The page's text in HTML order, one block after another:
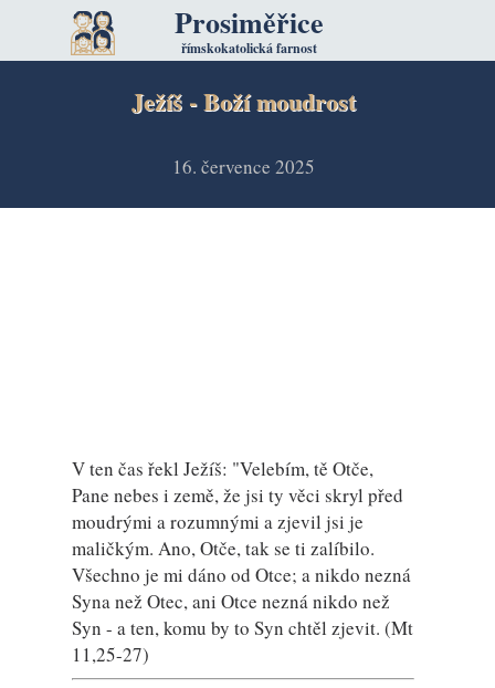
Prosiměřice
římskokatolická farnost
16. července 2025
Ježíš - Boží moudrost
V ten čas řekl Ježíš: "Velebím, tě Otče,
Pane nebes i země, že jsi ty věci skryl před
moudrými a rozumnými a zjevil jsi je
maličkým. Ano, Otče, tak se ti zalíbilo.
Všechno je mi dáno od Otce; a nikdo nezná
Syna než Otec, ani Otce nezná nikdo než
Syn - a ten, komu by to Syn chtěl zjevit. (Mt
11,25-27)